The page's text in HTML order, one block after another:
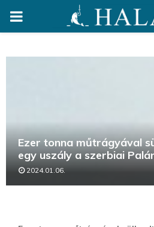
PRIMARY
Ezer tonna műtrágyával
egy uszály a szerbiai
2024.01.06.